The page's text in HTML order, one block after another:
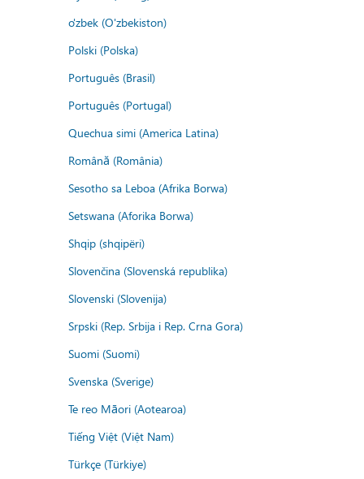
o'zbek (O'zbekiston)
Polski (Polska)
Português (Brasil)
Português (Portugal)
Quechua simi (America Latina)
Română (România)
Sesotho sa Leboa (Afrika Borwa)
Setswana (Aforika Borwa)
Shqip (shqipëri)
Slovenčina (Slovenská republika)
Slovenski (Slovenija)
Srpski (Rep. Srbija i Rep. Crna Gora)
Suomi (Suomi)
Svenska (Sverige)
Te reo Māori (Aotearoa)
Tiếng Việt (Việt Nam)
Türkçe (Türkiye)